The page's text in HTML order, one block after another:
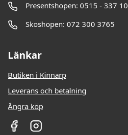
Presentshopen: 0515 - 337 10
Skoshopen: 072 300 3765
Länkar
Butiken i Kinnarp
Leverans och betalning
Ångra köp